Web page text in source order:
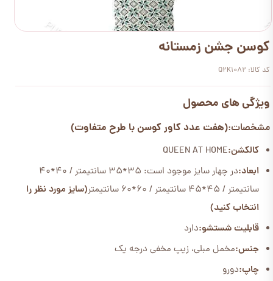
کوسن جشن زمستانه
کد کالا: Q2K1082
ویژگی های محصول
مشخصات:(هفت عدد کاور کوسن با طرح متفاوت)
کالکشن:QUEEN AT HOME
ابعاد:
در چهار سایز موجود است: 35*35 سانتیمتر / 40*40
سانتیمتر / 45*45 سانتیمتر / 60*60 سانتیمتر
(سایز مورد نظر را
انتخاب کنید)
قابلیت شستشو:دارد
جنس:مخمل مبلی، زیپ مخفی درجه یک
چاپ:دورو